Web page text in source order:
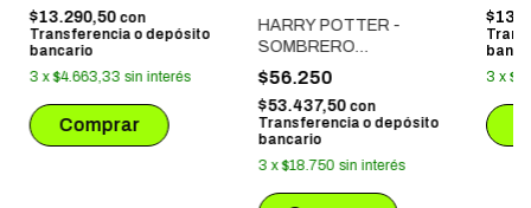
$13.290,50 con
Transferencia o depósito
bancario
3 x$4.663,33 sin interés
HARRY POTTER -
SOMBRERO
SELECCIONADOR
$56.250
$53.437,50 con
Transferencia o depósito
bancario
3 x$18.750 sin interés
3 x